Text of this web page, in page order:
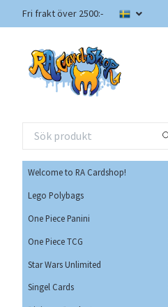
Fri frakt över 2500:-
Welcome to RA Cardshop!
Lego Polybags
One Piece Panini
One Piece TCG
Star Wars Unlimited
Singel Cards